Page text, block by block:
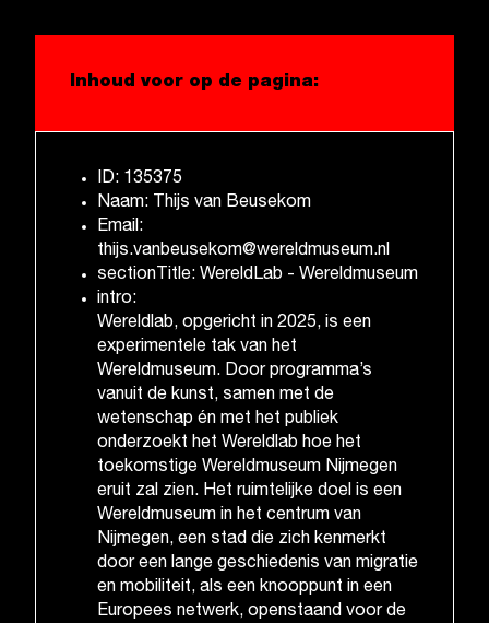
Inhoud voor op de pagina:
ID: 135375
Naam: Thijs van Beusekom
Email:
thijs.vanbeusekom@wereldmuseum.nl
sectionTitle: WereldLab - Wereldmuseum
intro:
Wereldlab, opgericht in 2025, is een
experimentele tak van het
Wereldmuseum. Door programma’s
vanuit de kunst, samen met de
wetenschap én met het publiek
onderzoekt het Wereldlab hoe het
toekomstige Wereldmuseum Nijmegen
eruit zal zien. Het ruimtelijke doel is een
Wereldmuseum in het centrum van
Nijmegen, een stad die zich kenmerkt
door een lange geschiedenis van migratie
en mobiliteit, als een knooppunt in een
Europees netwerk, openstaand voor de